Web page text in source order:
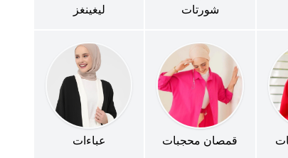
شورتات ليغينغز
قمصان محجبات عباءات